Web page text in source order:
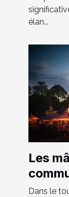
élan...
Les
Dans le